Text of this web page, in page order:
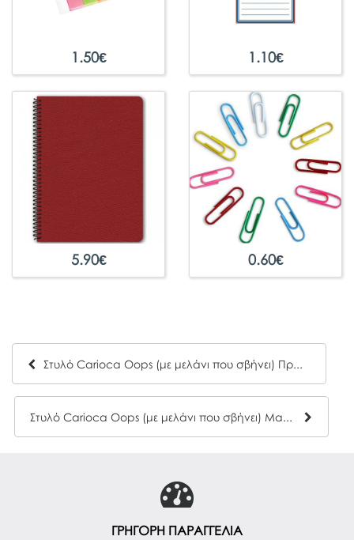
1.50€ 1.10€
5.90€ 0.60€
Στυλό Carioca Oops (με μελάνι που σβήνει) Πράσινο
Στυλό Carioca Oops (με μελάνι που σβήνει) Μαύρο
ΓΡΗΓΟΡΗ ΠΑΡΑΓΓΕΛΙΑ